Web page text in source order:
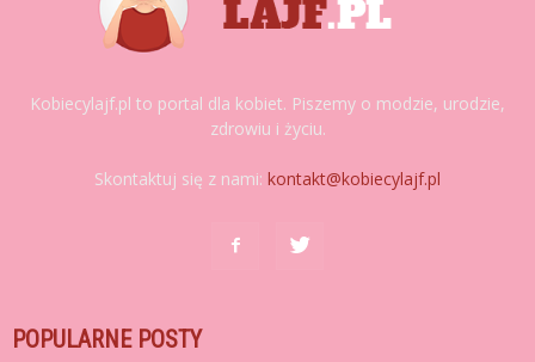
Kobiecylajf.pl to portal dla kobiet. Piszemy o modzie, urodzie,
zdrowiu i życiu.
Skontaktuj się z nami: kontakt@kobiecylajf.pl
POPULARNE POSTY